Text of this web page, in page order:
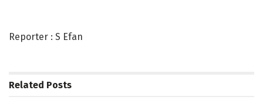
Reporter : S Efan
Related Posts